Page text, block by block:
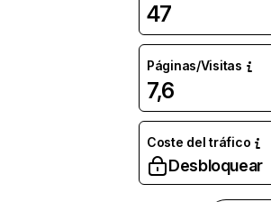
47
Páginas/Visitas
7,6
Coste del tráfico
Desbloquear